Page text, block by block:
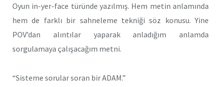
Oyun in-yer-face türünde yazılmış. Hem metin anlamında
hem de farklı bir sahneleme tekniği söz konusu. Yine
POV’dan alıntılar yaparak anladığım anlamda
sorgulamaya çalışacağım metni.
“Sisteme sorular soran bir ADAM.”